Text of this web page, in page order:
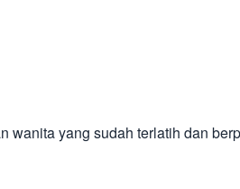
wanita yang sudah terlatih dan